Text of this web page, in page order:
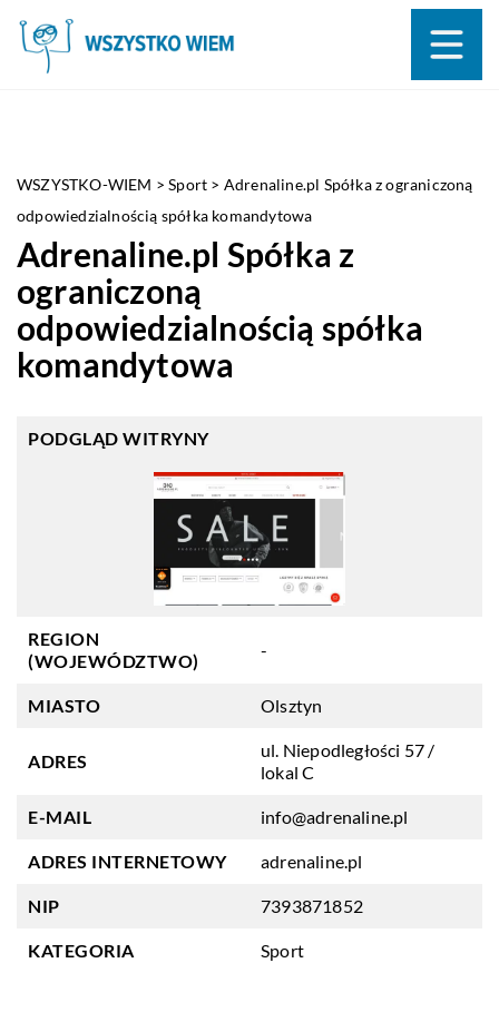
WSZYSTKO-WIEM >Sport > Adrenaline.pl Spółka z ograniczoną
odpowiedzialnością spółka komandytowa
Adrenaline.pl Spółka z
ograniczoną
odpowiedzialnością spółka
komandytowa
PODGLĄD WITRYNY
REGION
(WOJEWÓDZTWO)
-
MIASTO Olsztyn
ADRES
ul. Niepodległości 57 /
lokal C
E-MAIL info@adrenaline.pl
ADRES INTERNETOWY adrenaline.pl
NIP 7393871852
KATEGORIA Sport